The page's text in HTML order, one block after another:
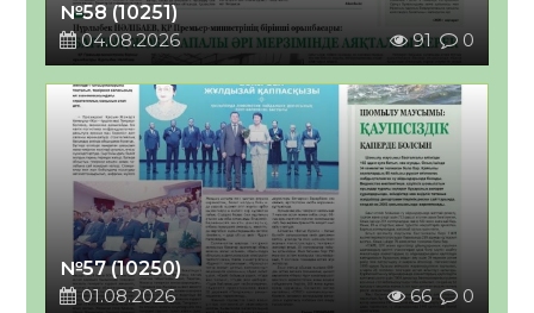
№58 (10251)
04.08.2026
91 0
№57 (10250)
01.08.2026
66 0